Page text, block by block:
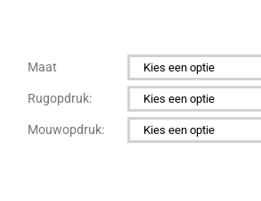
Maat

Rugopdruk:

Mouwopdruk: